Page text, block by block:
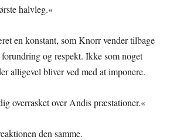
halvleg.«
en konstant, som Knorr vender tilbage
og respekt. Ikke som noget
alligevel bliver ved med at imponere.
overrasket over Andis præstationer.«
den samme.